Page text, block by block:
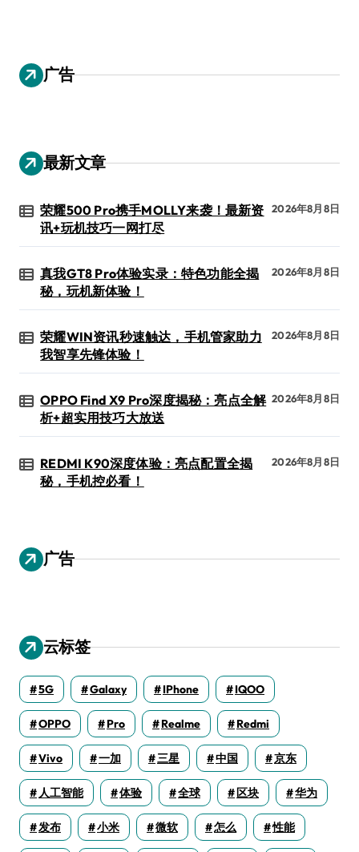
广告
最新文章
荣耀500 Pro携手MOLLY来袭！最新资
讯+玩机技巧一网打尽
2026年8月8日
真我GT8 Pro体验实录：特色功能全揭
秘，玩机新体验！
2026年8月8日
荣耀WIN资讯秒速触达，手机管家助力
我智享先锋体验！
2026年8月8日
OPPO Find X9 Pro深度揭秘：亮点全解
析+超实用技巧大放送
2026年8月8日
REDMI K90深度体验：亮点配置全揭
秘，手机控必看！
2026年8月8日
广告
云标签
5G Galaxy IPhone IQOO
OPPO Pro Realme Redmi
Vivo 一加 三星 中国 京东
人工智能 体验 全球 区块 华为
发布 小米 微软 怎么 性能